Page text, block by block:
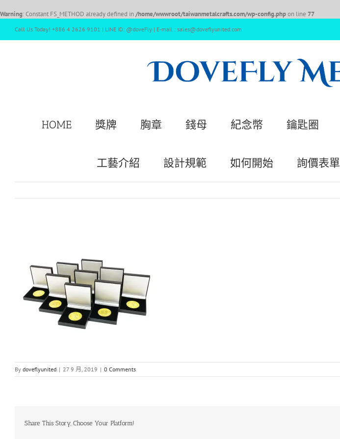
Warning: Constant FS_METHOD already defined in /home/wwwroot/taiwanmetalcrafts.com/wp-config.phpon line 77
Call Us Today! +886 4 2626 9101 | LINE ID: @doveFly | E-mail : sales@doveflyunited.com
HOME 獎牌 胸章 錢母 紀念幣 鑰匙圈
工藝介紹 設計規範 如何開始 詢價表單
By doveflyunited | 27 9 月, 2019 | 0 Comments
Share This Story, Choose Your Platform!